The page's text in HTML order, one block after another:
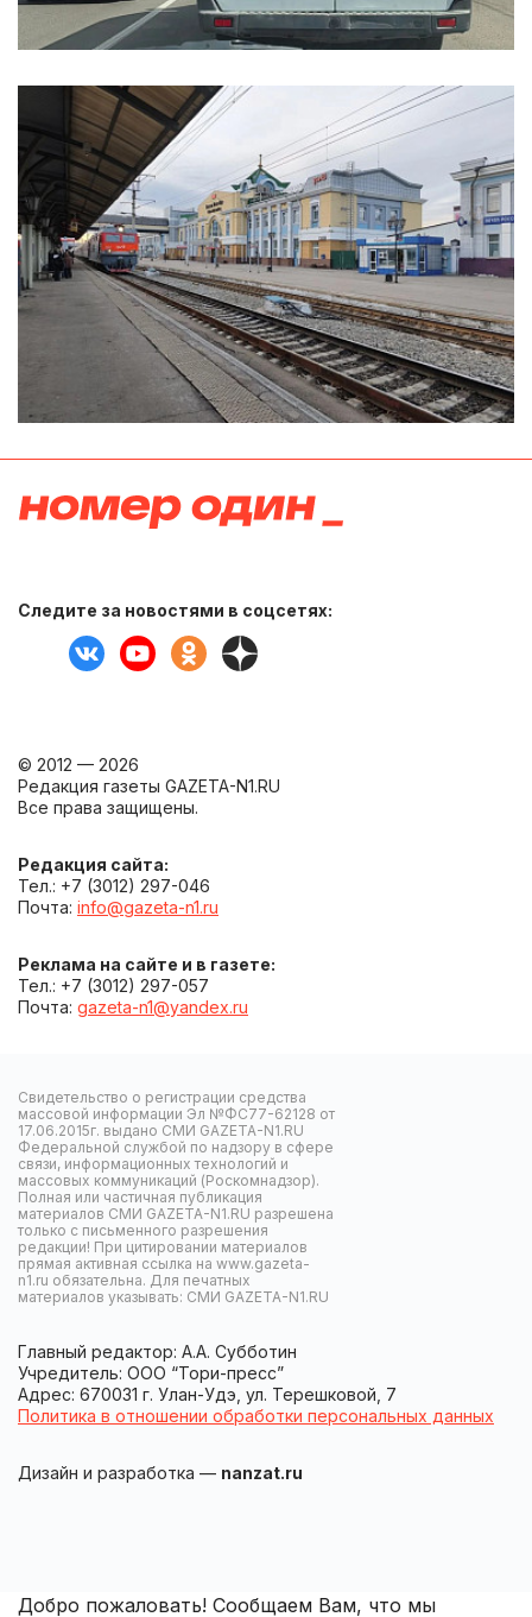
Следите за новостями в соцсетях:
© 2012 — 2026
Редакция газеты GAZETA-N1.RU
Все права защищены.
Редакция сайта:
Тел.: +7 (3012) 297-046
Почта: info@gazeta-n1.ru
Реклама на сайте и в газете:
Тел.: +7 (3012) 297-057
Почта: gazeta-n1@yandex.ru
Свидетельство о регистрации средства
массовой информации Эл №ФС77-62128 от
17.06.2015г. выдано СМИ GAZETA-N1.RU
Федеральной службой по надзору в сфере
связи, информационных технологий и
массовых коммуникаций (Роскомнадзор).
Полная или частичная публикация
материалов СМИ GAZETA-N1.RU разрешена
только с письменного разрешения
редакции! При цитировании материалов
прямая активная ссылка на www.gazeta-
n1.ru обязательна. Для печатных
материалов указывать: СМИ GAZETA-N1.RU
Главный редактор: А.А. Субботин
Учредитель: ООО “Тори-пресс”
Адрес: 670031 г. Улан-Удэ, ул. Терешковой, 7
Политика в отношении обработки персональных данных
Дизайн и разработка — nanzat.ru
Добро пожаловать! Сообщаем Вам, что мы